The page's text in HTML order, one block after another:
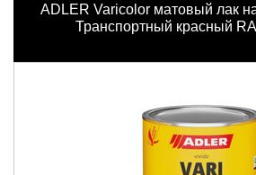
ADLER Varicolor матовый лак
Транспортный красный